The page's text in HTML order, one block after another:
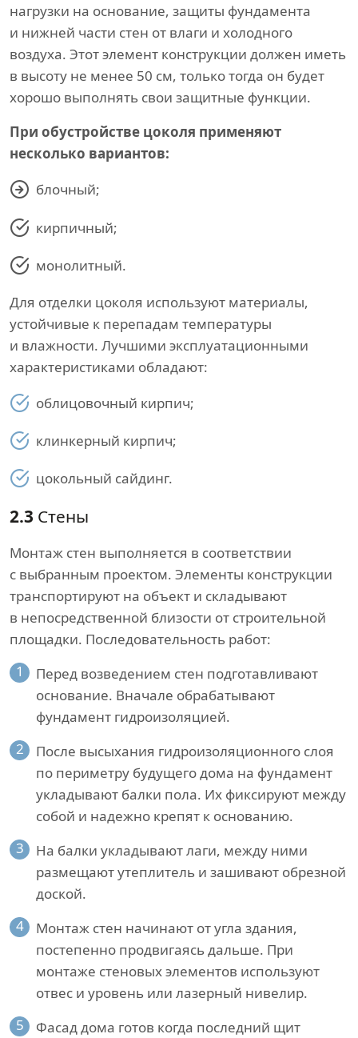
нагрузки на основание, защиты фундамента
и нижней части стен от влаги и холодного
воздуха. Этот элемент конструкции должен иметь
в высоту не менее 50 см, только тогда он будет
хорошо выполнять свои защитные функции.
При обустройстве цоколя применяют
несколько вариантов:
блочный;
кирпичный;
монолитный.
Для отделки цоколя используют материалы,
устойчивые к перепадам температуры
и влажности. Лучшими эксплуатационными
характеристиками обладают:
облицовочный кирпич;
клинкерный кирпич;
цокольный сайдинг.
2.3 Стены
Монтаж стен выполняется в соответствии
с выбранным проектом. Элементы конструкции
транспортируют на объект и складывают
в непосредственной близости от строительной
площадки. Последовательность работ:
1
Перед возведением стен подготавливают
основание. Вначале обрабатывают
фундамент гидроизоляцией.
2
После высыхания гидроизоляционного слоя
по периметру будущего дома на фундамент
укладывают балки пола. Их фиксируют между
собой и надежно крепят к основанию.
3
На балки укладывают лаги, между ними
размещают утеплитель и зашивают обрезной
доской.
4
Монтаж стен начинают от угла здания,
постепенно продвигаясь дальше. При
монтаже стеновых элементов используют
отвес и уровень или лазерный нивелир.
5
Фасад дома готов когда последний щит